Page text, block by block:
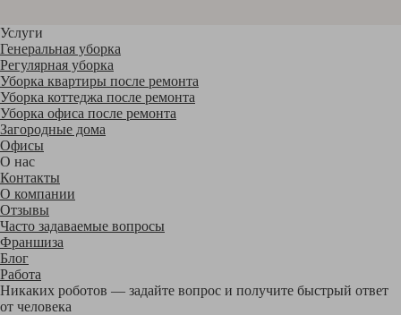
Услуги
Генеральная уборка
Регулярная уборка
Уборка квартиры после ремонта
Уборка коттеджа после ремонта
Уборка офиса после ремонта
Загородные дома
Офисы
О нас
Контакты
О компании
Отзывы
Часто задаваемые вопросы
Франшиза
Блог
Работа
Никаких роботов — задайте вопрос и получите быстрый ответ
от человека